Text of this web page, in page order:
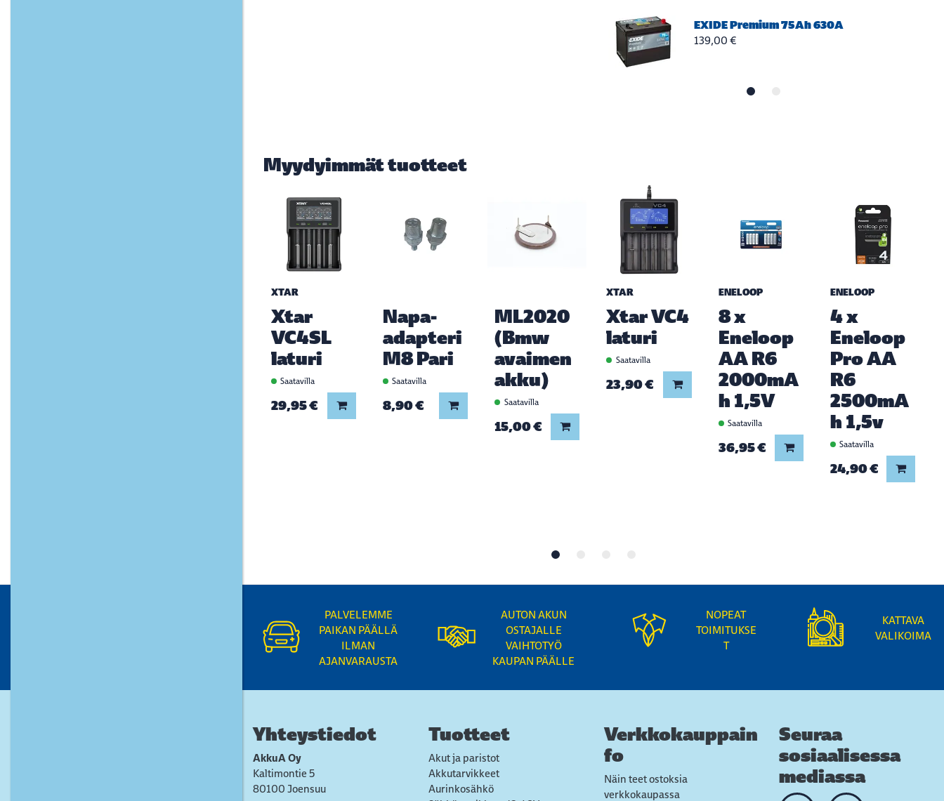
EXIDE Premium 75Ah 630A
139,00 €
Myydyimmät tuotteet
XTAR
Xtar
VC4SL
laturi
Saatavilla
29,95 € Lisää koriin
Napa-
adapteri
M8 Pari
Saatavilla
8,90 € Lisää koriin
ML2020
(Bmw
avaimen
akku)
Saatavilla
15,00 € Lisää koriin
XTAR
Xtar VC4
laturi
Saatavilla
23,90 € Lisää koriin
ENELOOP
8 x
Eneloop
AA R6
2000mA
h 1,5V
Saatavilla
36,95 € Lisää koriin
ENELOOP
4 x
Eneloop
Pro AA
R6
2500mA
h 1,5v
Saatavilla
24,90 € Lisää
PALVELEMME
PAIKAN PÄÄLLÄ
ILMAN
AJANVARAUSTA
AUTON AKUN
OSTAJALLE
VAIHTOTYÖ
KAUPAN PÄÄLLE
NOPEAT
TOIMITUKSE
T
KATTAVA
VALIKOIMA
Yhteystiedot
AkkuA Oy
Kaltimontie 5
80100 Joensuu
Tuotteet
Akut ja paristot
Akkutarvikkeet
Aurinkosähkö
Verkkokauppain
fo
Näin teet ostoksia
verkkokaupassa
Seuraa
sosiaalisessa
mediassa